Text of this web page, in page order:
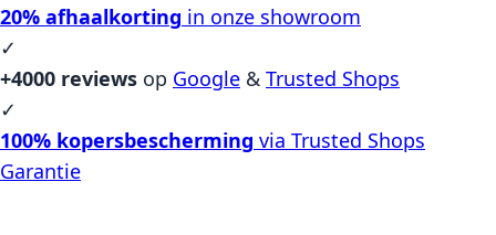
20% afhaalkorting in onze showroom
✓
+4000 reviews op Google & Trusted Shops
✓
100% kopersbescherming via Trusted Shops
Garantie